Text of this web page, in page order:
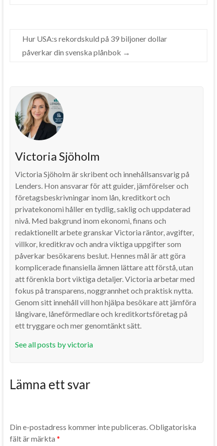
Hur USA:s rekordskuld på 39 biljoner dollar
påverkar din svenska plånbok →
Victoria Sjöholm
Victoria Sjöholm är skribent och innehållsansvarig på
Lenders. Hon ansvarar för att guider, jämförelser och
företagsbeskrivningar inom lån, kreditkort och
privatekonomi håller en tydlig, saklig och uppdaterad
nivå. Med bakgrund inom ekonomi, finans och
redaktionellt arbete granskar Victoria räntor, avgifter,
villkor, kreditkrav och andra viktiga uppgifter som
påverkar besökarens beslut. Hennes mål är att göra
komplicerade finansiella ämnen lättare att förstå, utan
att förenkla bort viktiga detaljer. Victoria arbetar med
fokus på transparens, noggrannhet och praktisk nytta.
Genom sitt innehåll vill hon hjälpa besökare att jämföra
långivare, låneförmedlare och kreditkortsföretag på
ett tryggare och mer genomtänkt sätt.
See all posts by victoria
Lämna ett svar
Din e-postadress kommer inte publiceras.Obligatoriska
fält är märkta *